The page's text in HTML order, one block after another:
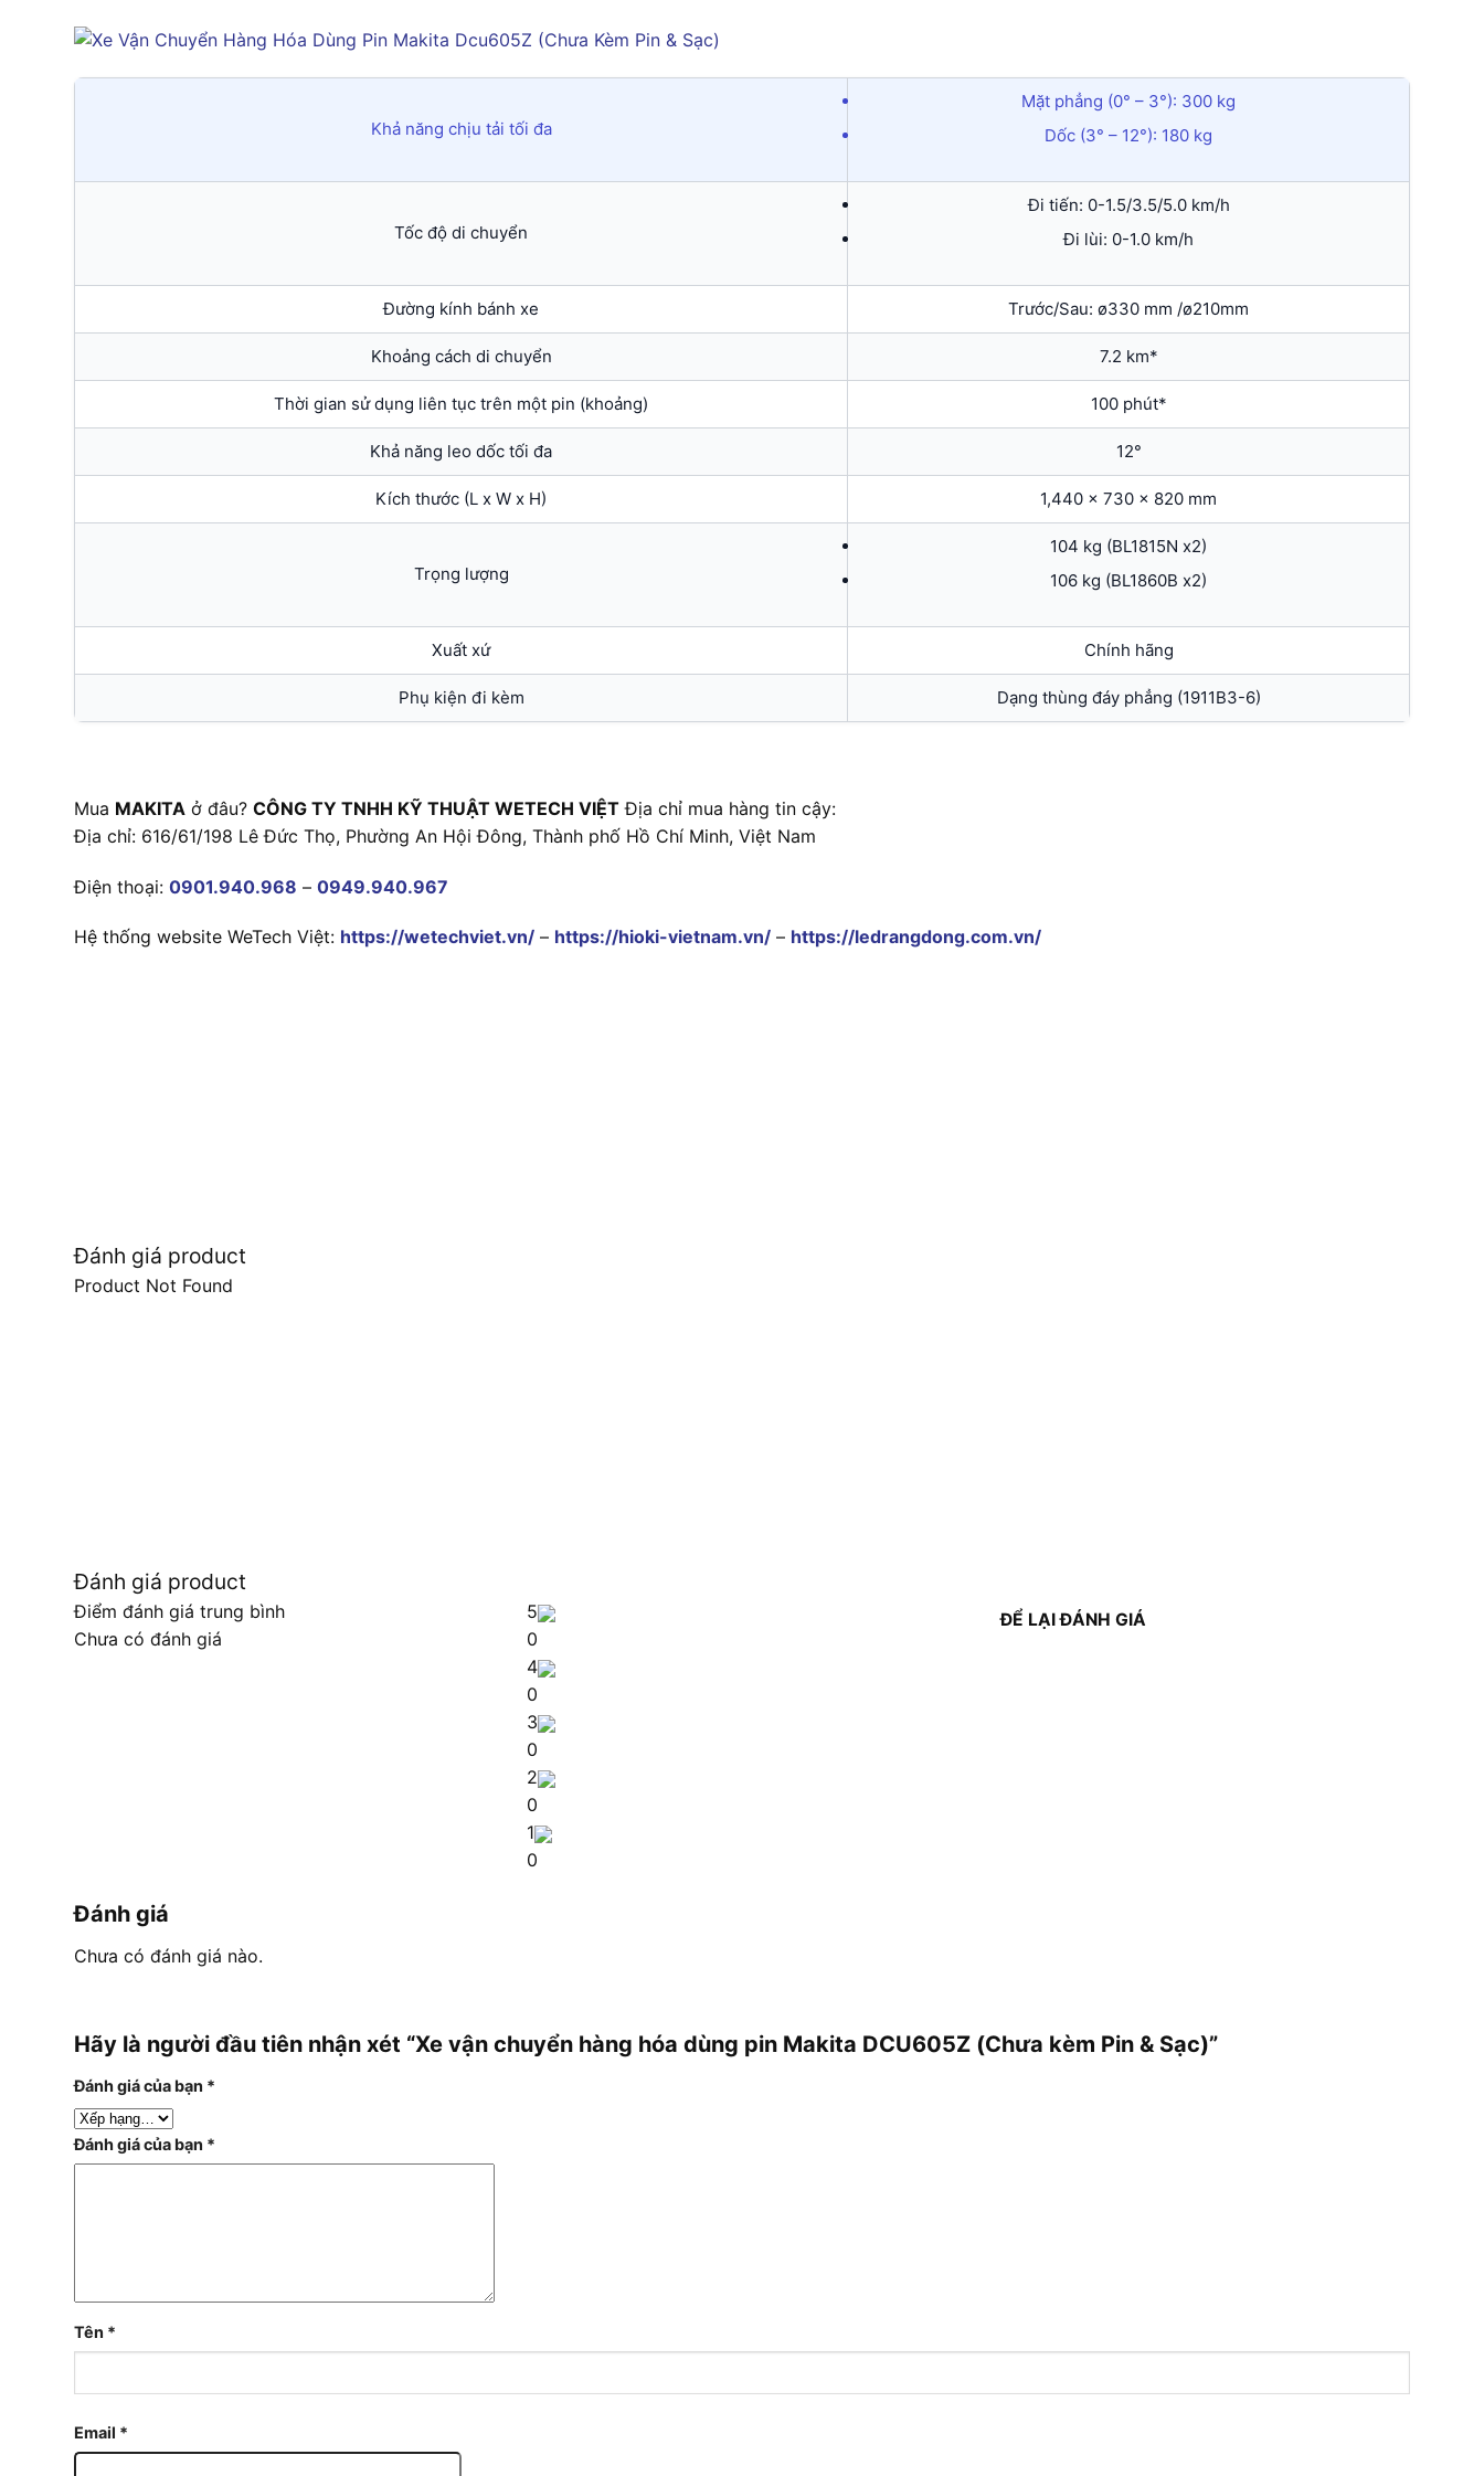
Khả năng chịu tải tối đa
Mặt phẳng (0° – 3°): 300 kg
Dốc (3° – 12°): 180 kg
Tốc độ di chuyển
Đi tiến: 0-1.5/3.5/5.0 km/h
Đi lùi: 0-1.0 km/h
Đường kính bánh xe Trước/Sau: ø330 mm /ø210mm
Khoảng cách di chuyển 7.2 km*
Thời gian sử dụng liên tục trên một pin (khoảng) 100 phút*
Khả năng leo dốc tối đa 12°
Kích thước (L x W x H) 1,440 x 730 x 820 mm
Trọng lượng
104 kg (BL1815N x2)
106 kg (BL1860B x2)
Xuất xứ Chính hãng
Phụ kiện đi kèm Dạng thùng đáy phẳng (1911B3-6)
Mua MAKITA ở đâu? CÔNG TY TNHH KỸ THUẬT WETECH VIỆT Địa chỉ mua hàng tin cậy:
Địa chỉ: 616/61/198 Lê Đức Thọ, Phường An Hội Đông, Thành phố Hồ Chí Minh, Việt Nam
Điện thoại: 0901.940.968 – 0949.940.967
Hệ thống website WeTech Việt: https://wetechviet.vn/ – https://hioki-vietnam.vn/ – https://ledrangdong.com.vn/
Đánh giá product
Product Not Found
Đánh giá product
Điểm đánh giá trung bình
Chưa có đánh giá
5
0
4
0
3
0
2
0
1
0
ĐỂ LẠI ĐÁNH GIÁ
Đánh giá
Chưa có đánh giá nào.
Hãy là người đầu tiên nhận xét “Xe vận chuyển hàng hóa dùng pin Makita DCU605Z (Chưa kèm Pin & Sạc)”
Đánh giá của bạn *
Đánh giá của bạn *
Tên *
Email *